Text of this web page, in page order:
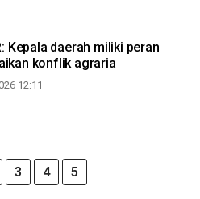
Kepala daerah miliki peran
konflik agraria
12:11
3 4 5